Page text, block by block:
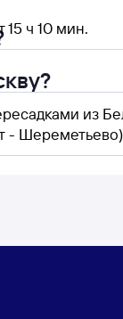
ч 10 мин.
из
-